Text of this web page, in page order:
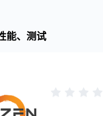
、测试